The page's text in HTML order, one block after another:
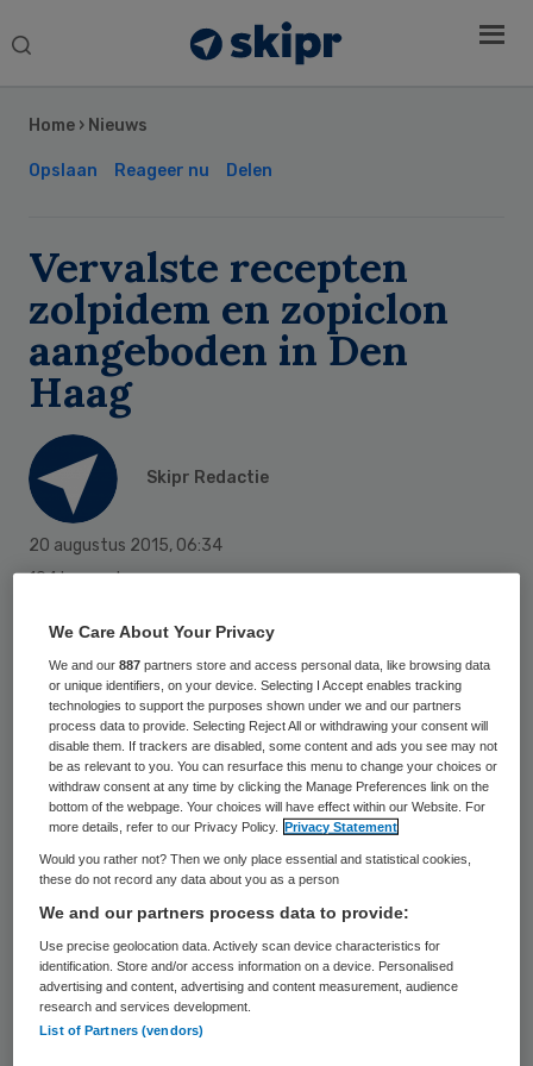
Search
Home › Nieuws
Opslaan Reageer nu Delen
Vervalste recepten
zolpidem en zopiclon
aangeboden in Den
Haag
Skipr Redactie
20 augustus 2015, 06:34
104 keer gelezen
Er zijn vervalste recepten voor zolpidem
10mg en zoplicon 7,5mg aangeboden in een
apotheek in Den Haag. Hiervan heeft de
KNMP een melding gekregen.
Twee recepten voor zolpidem 10mg en
zopiclon 7,5mg waren zogenaamd
afkomstig van dr. Van Spelde. Het is
bevestigd dat de patiënt op dit recept niet
bekend is bij deze arts.
De persoon die de vervalste recepten
Sidebar
We Care About Your Privacy
We and our887 partners store and access personal data, like browsing data
or unique identifiers, on your device. Selecting I Accept enables tracking
technologies to support the purposes shown under we and our partners
process data to provide. Selecting Reject All or withdrawing your consent will
disable them. If trackers are disabled, some content and ads you see may not
be as relevant to you. You can resurface this menu to change your choices or
withdraw consent at any time by clicking the Manage Preferences link on the
bottom of the webpage. Your choices will have effect within our Website. For
more details, refer to our Privacy Policy.
Privacy Statement
Would you rather not? Then we only place essential and statistical cookies,
these do not record any data about you as a person
We and our partners process data to provide:
Use precise geolocation data. Actively scan device characteristics for
identification. Store and/or access information on a device. Personalised
advertising and content, advertising and content measurement, audience
research and services development.
List of Partners (vendors)